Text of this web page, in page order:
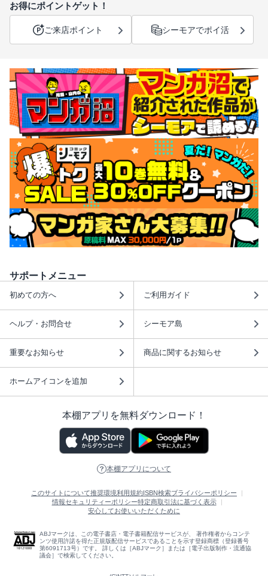
お得にポイントゲット！
ご来店ポイント シーモアでポイ活
サポートメニュー
初めての方へ ご利用ガイド
ヘルプ・お問合せ シーモア島
重要なお知らせ 商品に関するお知らせ
ホームアイコンを追加
本棚アプリを無料ダウンロード！
本棚アプリについて
このサイトについて推奨環境利用規約 ISBN検索プライバシーポリシー
情報セキュリティーポリシー特定商取引法に基づく表示
安心してお使いいただくために
ABJマークは、この電子書店・電子書籍配信サービスが、 著作権者からコンテ
ンツ使用許諾を得た正規版配信サービスであることを示す登録商標（登録番号
第6091713号）です。 詳しくは［ABJマーク］または［電子出版制作・流通協
議会］で検索してください。